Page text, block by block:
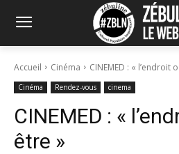
Accueil Cinéma CINEMED : « l’endroit
Cinéma Rendez-vous cinema
CINEMED : «
être »